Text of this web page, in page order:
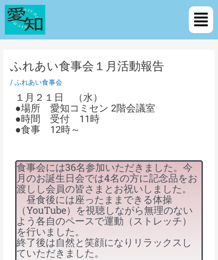
内
ス
メ
ニ
ュ
ー
ふれあい食事会１月活動報告
/ふれあい食事会
１月２１日 （水）
●場所 愛知コミセン 2階会議室
●時間 受付 11時
●食事 12時～
食事会には36名参加いただきました。今
月のお誕生日会では4名の方に記念品をお
渡しし会員の皆さまとお祝いしました。
昼食後には座ったままできる体操
（YouTube）を視聴しながら無理のない
よう各自のペースで運動（ストレッチ）
を行いました。
終了後は自然と笑顔になりリラックスし
ていただきました。
Post
navigation